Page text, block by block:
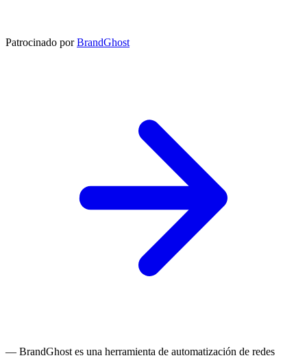
Patrocinado por BrandGhost
— BrandGhost es una herramienta de automatización de redes